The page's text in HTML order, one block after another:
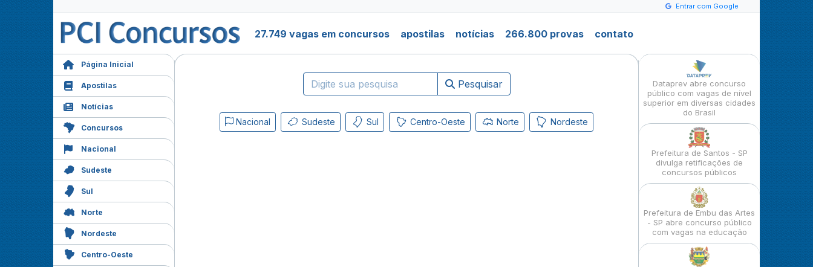
Entrar com Google
27.749 vagas em concursos apostilas notícias 266.800 provas contato
Página Inicial
Apostilas
Notícias
Concursos
Nacional
Sudeste
Sul
Norte
Nordeste
Centro-Oeste
Pesquisar
Nacional Sudeste Sul Centro-Oeste Norte Nordeste
Dataprev abre concurso
público com vagas de nível
superior em diversas cidades
do Brasil
Prefeitura de Santos - SP
divulga retificações de
concursos públicos
Prefeitura de Embu das Artes
- SP abre concurso público
com vagas na educação